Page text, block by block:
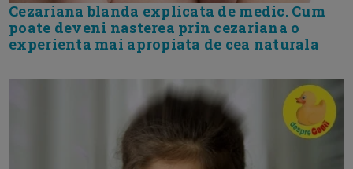
Cezariana blanda explicata de medic. Cum
poate deveni nasterea prin cezariana o
experienta mai apropiata de cea naturala